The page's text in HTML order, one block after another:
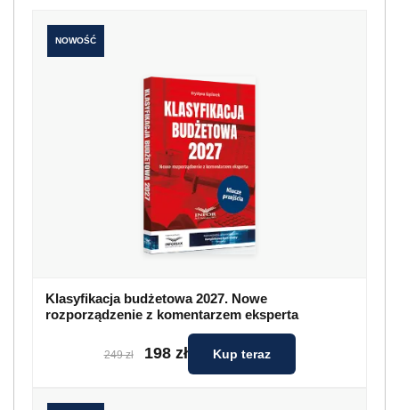
NOWOŚĆ
Klasyfikacja budżetowa 2027. Nowe
rozporządzenie z komentarzem eksperta
249 zł 198 zł Kup teraz